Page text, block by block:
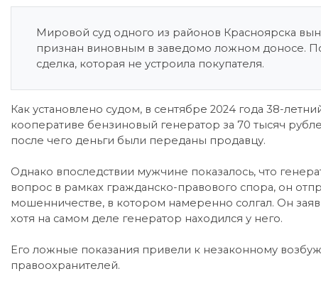
Мировой суд одного из районов Красноярска
признан виновным в заведомо ложном доносе.
сделка, которая не устроила покупателя.
Как установлено судом, в сентябре 2024 года 38-
кооперативе бензиновый генератор за 70 тысяч
после чего деньги были переданы продавцу.
Однако впоследствии мужчине показалось, что
вопрос в рамках гражданско-правового спора, он
мошенничестве, в котором намеренно солгал. Он
хотя на самом деле генератор находился у него.
Его ложные показания привели к незаконному
правоохранителей.